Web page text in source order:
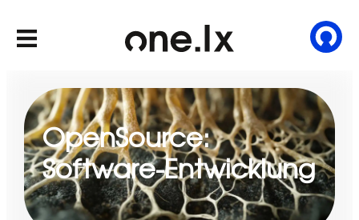
OpenSource:
Software-Entwicklung